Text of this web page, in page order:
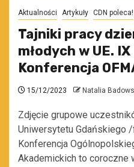
Aktualności Artykuły CDN poleca!
Tajniki pracy
młodych w UE.
Konferencja
15/12/2023 Natalia
Zdjęcie grupowe
Uniwersytetu Gdańskiego
Konferencja
Akademickich to coroczne